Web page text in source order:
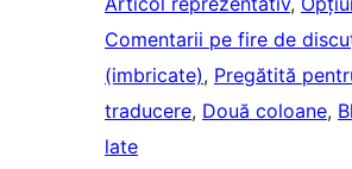
Comentarii pe fire de
(imbricate), Pregătită
traducere, Două coloane,
late